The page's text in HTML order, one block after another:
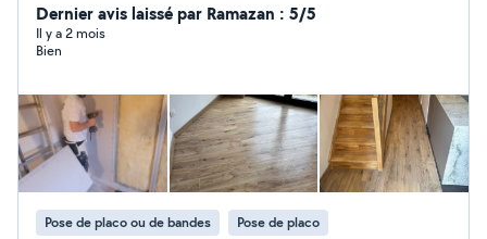
résultat propre et durable. Je peux me déplacer
rapidement pour voir les travaux et vous proposer un
devis gratuit. N'hésitez pas à me contacter.
Dernier avis laissé par Ramazan : 5/5
Il y a 2 mois
Bien
Pose de placo ou de bandes Pose de placo